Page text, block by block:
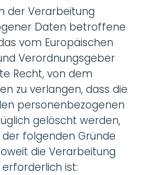
der Verarbeitung
Daten betroffene
vom Europäischen
Verordnungsgeber
Recht, von dem
zu verlangen, dass die
personenbezogenen
gelöscht werden,
folgenden Gründe
die Verarbeitung
ist: